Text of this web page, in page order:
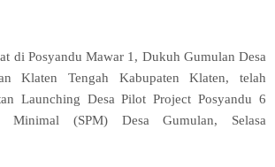
di Posyandu Mawar 1, Dukuh Gumulan Desa
Klaten Tengah Kabupaten Klaten, telah
Launching Desa Pilot Project Posyandu 6
Minimal (SPM) Desa Gumulan, Selasa